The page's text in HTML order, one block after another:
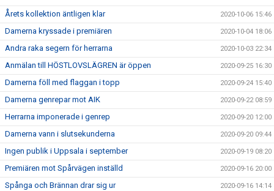
Årets kollektion äntligen klar 2020-10-06 15:46
Damerna kryssade i premiären 2020-10-04 18:06
Andra raka segern för herrarna 2020-10-03 22:34
Anmälan till HÖSTLOVSLÄGREN är öppen 2020-09-25 16:30
Damerna föll med flaggan i topp 2020-09-24 15:40
Damerna genrepar mot AIK 2020-09-22 08:59
Herrarna imponerade i genrep 2020-09-20 12:00
Damerna vann i slutsekunderna 2020-09-20 09:44
Ingen publik i Uppsala i september 2020-09-19 08:20
Premiären mot Spårvägen inställd 2020-09-16 20:00
Spånga och Brännan drar sig ur 2020-09-16 14:14